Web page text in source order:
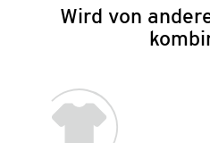
Wird von